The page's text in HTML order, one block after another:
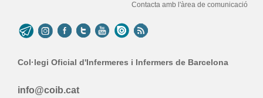
Contacta amb l'àrea de comunicació
Col·legi Oficial d'Infermeres i Infermers de Barcelona
info@coib.cat